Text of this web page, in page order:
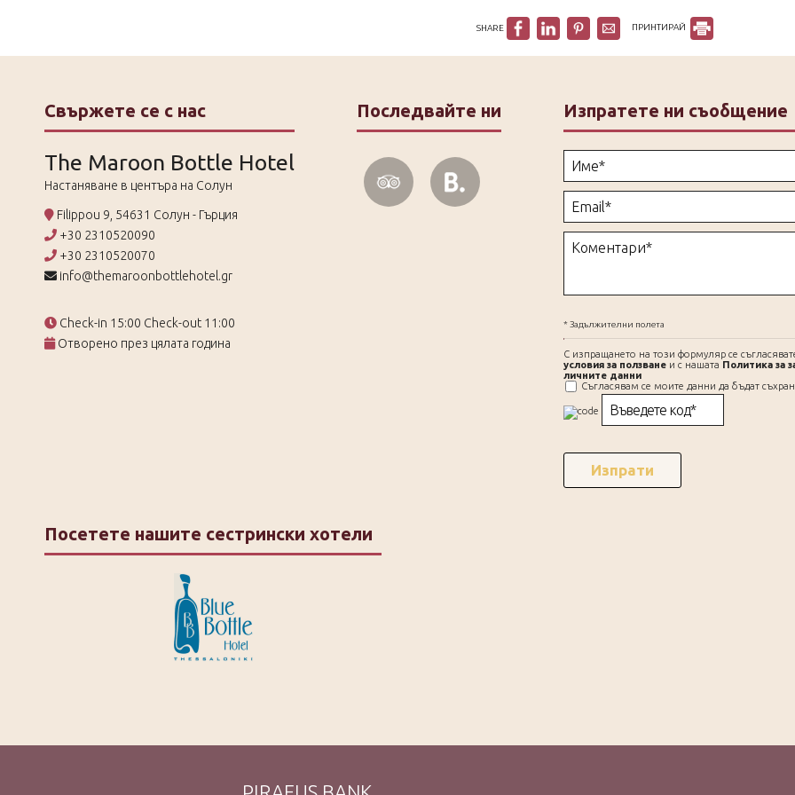
SHARE ПРИНТИРАЙ
Свържете се с нас
The Maroon Bottle Hotel
Настаняване в центъра на Солун
Filippou 9, 54631 Солун - Гърция
+30 2310520090
+30 2310520070
info@themaroonbottlehotel.gr
Check-in 15:00 Check-out 11:00
Отворено през цялата година
Последвайте ни Изпратете ни съобщение
* Задължителни полета
С изпращането на този формуляр се
условия за ползване и с нашата Политика за
личните данни
Съгласявам се моите данни да бъдат
Изпрати
Посетете нашите сестрински хотели